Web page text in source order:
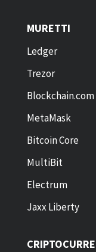
MURETTI
Ledger
Trezor
Blockchain.com
MetaMask
Bitcoin Core
MultiBit
Electrum
Jaxx Liberty